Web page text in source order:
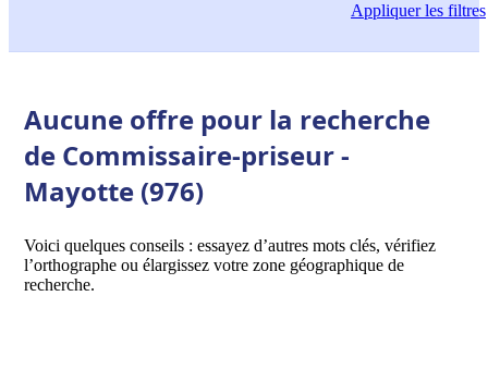
Appliquerles filtres
Aucune offre pour la recherche
de Commissaire-priseur -
Mayotte (976)
Voici quelques conseils : essayez d’autres mots clés, vérifiez
l’orthographe ou élargissez votre zone géographique de
recherche.